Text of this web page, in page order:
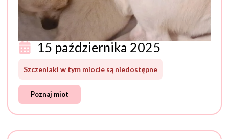
15 października 2025
Szczeniaki w tym miocie są niedostępne
Poznaj miot